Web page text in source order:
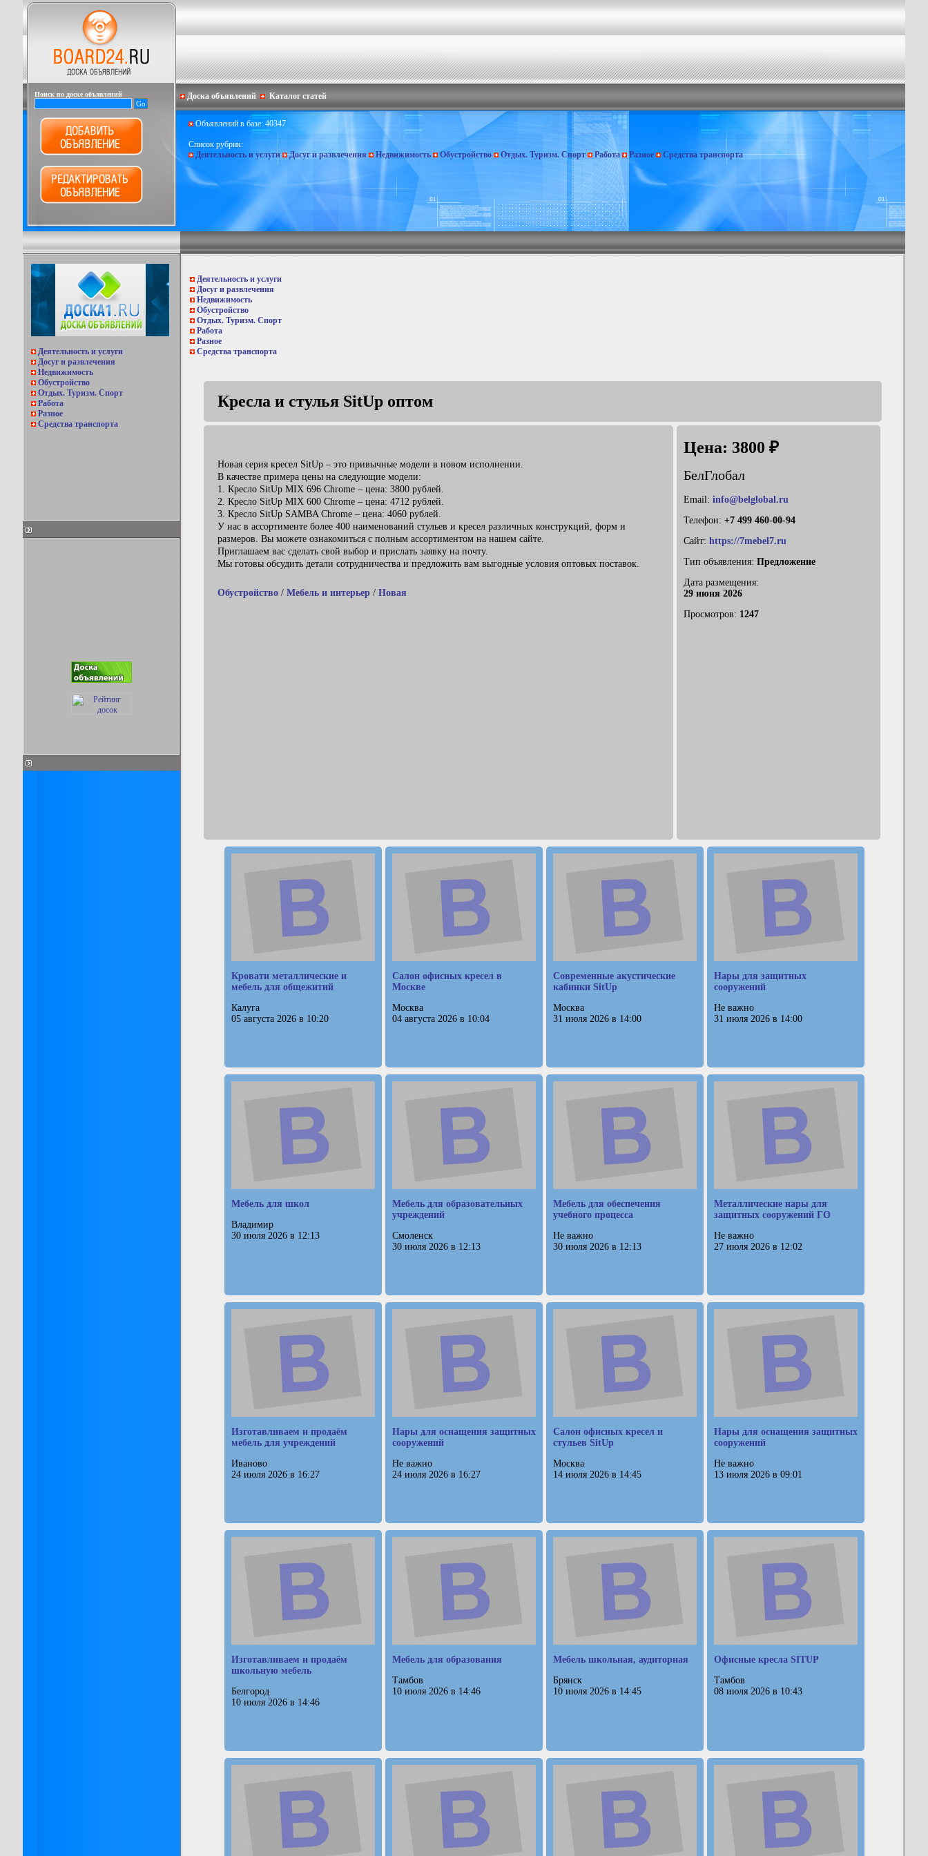
Поиск по доске объявлений
Деятельность и услуги
Досуг и развлечения
Недвижимость
Обустройство
Отдых. Туризм. Спорт
Работа
Разное
Средства транспорта
Доска объявлений Каталог статей
Объявлений в базе: 40347
Список рубрик:
Деятельность и услуги
Досуг и развлечения Недвижимость Обустройство Отдых. Туризм. Спорт Работа Разное Средства транспорта
Деятельность и услуги
Досуг и развлечения
Недвижимость
Обустройство
Отдых. Туризм. Спорт
Работа
Разное
Средства транспорта
Кресла и стулья SitUp оптом
Новая серия кресел SitUp – это привычные модели в новом исполнении.
В качестве примера цены на следующие модели:
1. Кресло SitUp MIX 696 Chrome – цена: 3800 рублей.
2. Кресло SitUp MIX 600 Chrome – цена: 4712 рублей.
3. Кресло SitUp SAMBA Chrome – цена: 4060 рублей.
У нас в ассортименте более 400 наименований стульев и кресел различных конструкций, форм и
размеров. Вы можете ознакомиться с полным ассортиментом на нашем сайте.
Приглашаем вас сделать свой выбор и прислать заявку на почту.
Мы готовы обсудить детали сотрудничества и предложить вам выгодные условия оптовых поставок.
Обустройство / Мебель и интерьер / Новая
Цена: 3800 ₽
БелГлобал
Email: info@belglobal.ru
Телефон: +7 499 460-00-94
Сайт: https://7mebel7.ru
Тип объявления: Предложение
Дата размещения:
29 июня 2026
Просмотров: 1247
Кровати металлические и
мебель для общежитий
Калуга
05 августа 2026 в 10:20
Салон офисных кресел в
Москве
Москва
04 августа 2026 в 10:04
Cовременные акустические
кабинки SitUp
Москва
31 июля 2026 в 14:00
Нары для защитных
сооружений
Не важно
31 июля 2026 в 14:00
Мебель для школ
Владимир
30 июля 2026 в 12:13
Мебель для образовательных
учреждений
Смоленск
30 июля 2026 в 12:13
Мебель для обеспечения
учебного процесса
Не важно
30 июля 2026 в 12:13
Металлические нары для
защитных сооружений ГО
Не важно
27 июля 2026 в 12:02
Изготавливаем и продаём
мебель для учреждений
Иваново
24 июля 2026 в 16:27
Нары для оснащения защитных
сооружений
Не важно
24 июля 2026 в 16:27
Салон офисных кресел и
стульев SitUp
Москва
14 июля 2026 в 14:45
Нары для оснащения защитных
сооружений
Не важно
13 июля 2026 в 09:01
Изготавливаем и продаём
школьную мебель
Белгород
10 июля 2026 в 14:46
Мебель для образования
Тамбов
10 июля 2026 в 14:46
Мебель школьная, аудиторная
Брянск
10 июля 2026 в 14:45
Офисные кресла SITUP
Тамбов
08 июля 2026 в 10:43